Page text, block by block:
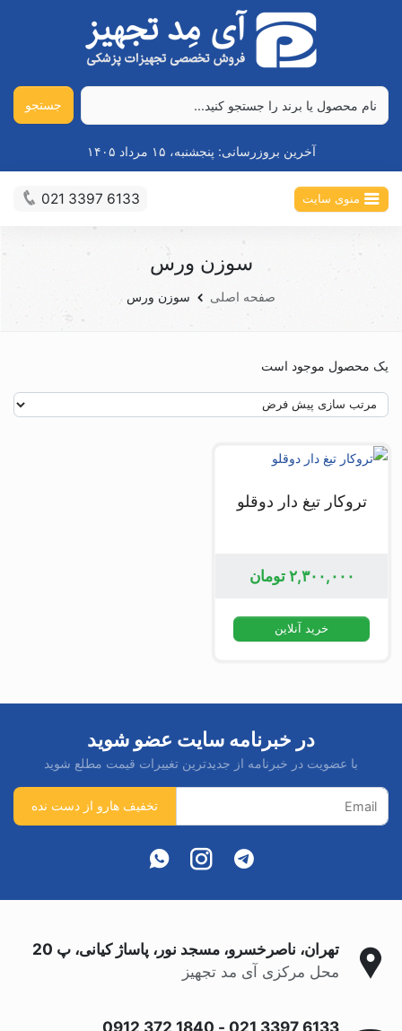
جستجو
آخرین بروزرسانی: پنجشنبه، ۱۵ مرداد ۱۴۰۵
منوی سایت 021 3397 6133
سوزن ورس
صفحه اصلی سوزن ورس
یک محصول موجود است
تروکار تیغ دار دوقلو
۲,۳۰۰,۰۰۰ تومان
خرید آنلاین
در خبرنامه سایت عضو شوید
با عضویت در خبرنامه از جدیدترین تغییرات قیمت مطلع شوید
تهران، ناصرخسرو، مسجد نور، پاساژ کیانی، پ 20
محل مرکزی آی مد تجهیز
021 3397 6133
-
0912 372 1840